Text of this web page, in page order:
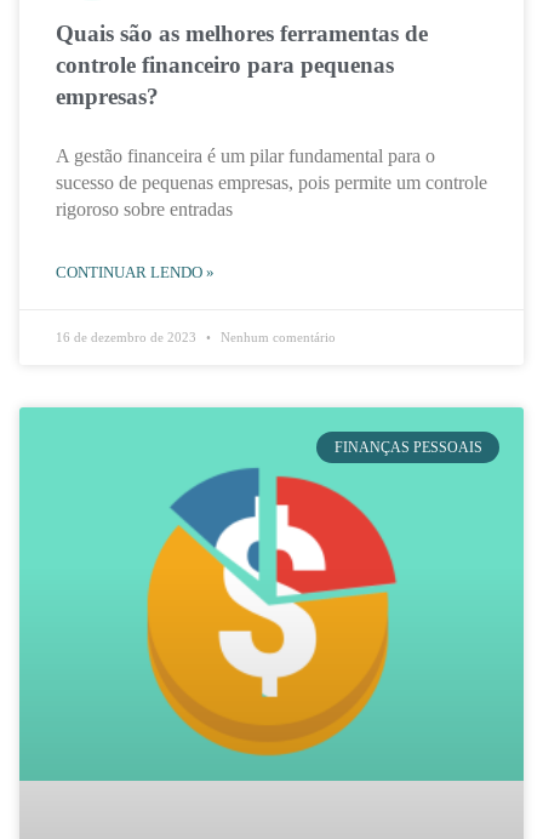
Quais são as melhores ferramentas de
controle financeiro para pequenas
empresas?
A gestão financeira é um pilar fundamental para o
sucesso de pequenas empresas, pois permite um controle
rigoroso sobre entradas
CONTINUAR LENDO »
16 de dezembro de 2023 Nenhum comentário
FINANÇAS PESSOAIS